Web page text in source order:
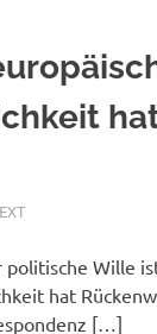
Wille
hat
[…]